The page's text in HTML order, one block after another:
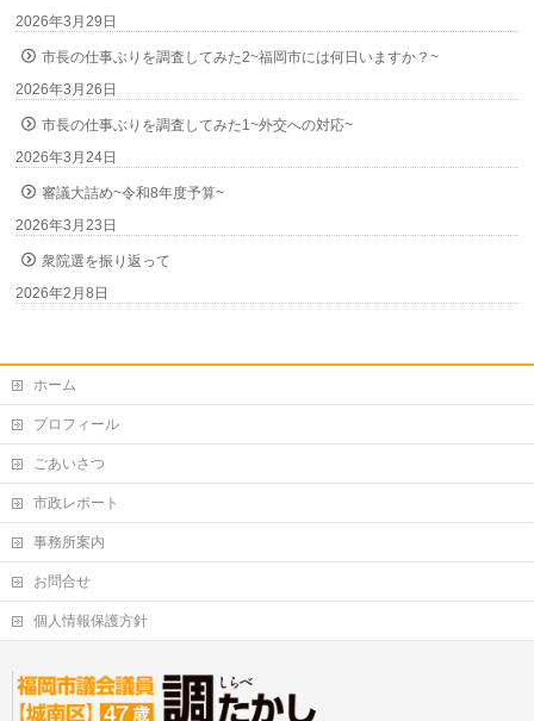
2026年3月29日
市長の仕事ぶりを調査してみた2~福岡市には何日いますか？~
2026年3月26日
市長の仕事ぶりを調査してみた1~外交への対応~
2026年3月24日
審議大詰め~令和8年度予算~
2026年3月23日
衆院選を振り返って
2026年2月8日
ホーム
プロフィール
ごあいさつ
市政レポート
事務所案内
お問合せ
個人情報保護方針